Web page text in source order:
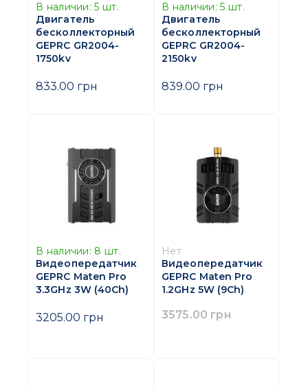
В наличии: 5 шт.
Двигатель
бесколлекторный
GEPRC GR2004-
1750kv
833.00 грн
В наличии: 5 шт.
Двигатель
бесколлекторный
GEPRC GR2004-
2150kv
839.00 грн
В наличии: 8 шт.
Видеопередатчик
GEPRC Maten Pro
3.3GHz 3W (40Ch)
3205.00 грн
Нет
Видеопередатчик
GEPRC Maten Pro
1.2GHz 5W (9Ch)
3575.00 грн